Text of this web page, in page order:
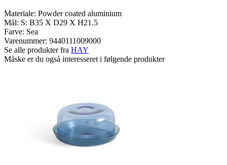
Materiale: Powder coated aluminium
Mål: S: B35 X D29 X H21.5
Farve: Sea
Varenummer: 9440111009000
Se alle produkter fra HAY
Måske er du også interesseret i følgende produkter